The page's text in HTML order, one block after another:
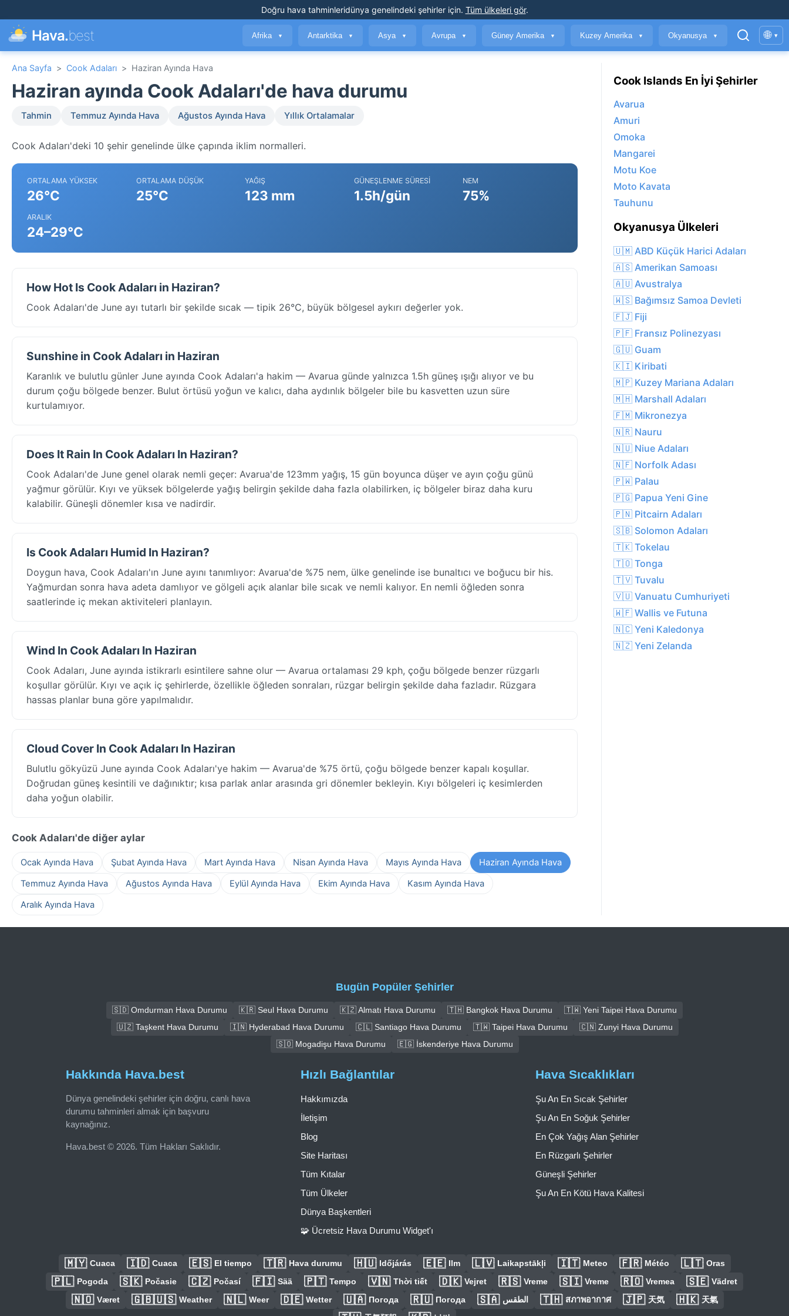
Doğru hava tahminleridünya genelindeki şehirler için. Tüm ülkeleri gör.
Hava.best Afrika ▼ Antarktika ▼ Asya ▼ Avrupa ▼ Güney Amerika ▼ Kuzey Amerika ▼ Okyanusya ▼ 🌐 ▾
Ana Sayfa > Cook Adaları > Haziran Ayında Hava
Haziran ayında Cook Adaları'de hava durumu
Tahmin Temmuz Ayında Hava Ağustos Ayında Hava Yıllık Ortalamalar
Cook Adaları'deki 10 şehir genelinde ülke çapında iklim normalleri.
ORTALAMA YÜKSEK
26°C
ORTALAMA DÜŞÜK
25°C
YAĞIŞ
123 mm
GÜNEŞLENME SÜRESI
1.5h/gün
NEM
75%
ARALIK
24–29°C
How Hot Is Cook Adaları in Haziran?
Cook Adaları'de June ayı tutarlı bir şekilde sıcak — tipik 26°C, büyük bölgesel aykırı değerler yok.
Sunshine in Cook Adaları in Haziran
Karanlık ve bulutlu günler June ayında Cook Adaları'a hakim — Avarua günde yalnızca 1.5h güneş ışığı alıyor ve bu
durum çoğu bölgede benzer. Bulut örtüsü yoğun ve kalıcı, daha aydınlık bölgeler bile bu kasvetten uzun süre
kurtulamıyor.
Does It Rain In Cook Adaları In Haziran?
Cook Adaları'de June genel olarak nemli geçer: Avarua'de 123mm yağış, 15 gün boyunca düşer ve ayın çoğu günü
yağmur görülür. Kıyı ve yüksek bölgelerde yağış belirgin şekilde daha fazla olabilirken, iç bölgeler biraz daha kuru
kalabilir. Güneşli dönemler kısa ve nadirdir.
Is Cook Adaları Humid In Haziran?
Doygun hava, Cook Adaları'ın June ayını tanımlıyor: Avarua'de %75 nem, ülke genelinde ise bunaltıcı ve boğucu bir his.
Yağmurdan sonra hava adeta damlıyor ve gölgeli açık alanlar bile sıcak ve nemli kalıyor. En nemli öğleden sonra
saatlerinde iç mekan aktiviteleri planlayın.
Wind In Cook Adaları In Haziran
Cook Adaları, June ayında istikrarlı esintilere sahne olur — Avarua ortalaması 29 kph, çoğu bölgede benzer rüzgarlı
koşullar görülür. Kıyı ve açık iç şehirlerde, özellikle öğleden sonraları, rüzgar belirgin şekilde daha fazladır. Rüzgara
hassas planlar buna göre yapılmalıdır.
Cloud Cover In Cook Adaları In Haziran
Bulutlu gökyüzü June ayında Cook Adaları'ye hakim — Avarua'de %75 örtü, çoğu bölgede benzer kapalı koşullar.
Doğrudan güneş kesintili ve dağınıktır; kısa parlak anlar arasında gri dönemler bekleyin. Kıyı bölgeleri iç kesimlerden
daha yoğun olabilir.
Cook Adaları'de diğer aylar
Ocak Ayında Hava Şubat Ayında Hava Mart Ayında Hava Nisan Ayında Hava Mayıs Ayında Hava
Haziran Ayında Hava
Temmuz Ayında Hava
Ağustos Ayında Hava Eylül Ayında Hava Ekim Ayında Hava
Kasım Ayında Hava
Aralık Ayında Hava
Cook Islands En İyi Şehirler
Avarua
Amuri
Omoka
Mangarei
Motu Koe
Moto Kavata
Tauhunu
Okyanusya Ülkeleri
🇺🇲 ABD Küçük Harici Adaları
🇦🇸 Amerikan Samoası
🇦🇺 Avustralya
🇼🇸 Bağımsız Samoa Devleti
🇫🇯 Fiji
🇵🇫 Fransız Polinezyası
🇬🇺 Guam
🇰🇮 Kiribati
🇲🇵 Kuzey Mariana Adaları
🇲🇭 Marshall Adaları
🇫🇲 Mikronezya
🇳🇷 Nauru
🇳🇺 Niue Adaları
🇳🇫 Norfolk Adası
🇵🇼 Palau
🇵🇬 Papua Yeni Gine
🇵🇳 Pitcairn Adaları
🇸🇧 Solomon Adaları
🇹🇰 Tokelau
🇹🇴 Tonga
🇹🇻 Tuvalu
🇻🇺 Vanuatu Cumhuriyeti
🇼🇫 Wallis ve Futuna
🇳🇨 Yeni Kaledonya
🇳🇿 Yeni Zelanda
Bugün Popüler Şehirler
🇸🇩 Omdurman Hava Durumu 🇰🇷 Seul Hava Durumu 🇰🇿 Almatı Hava Durumu 🇹🇭 Bangkok Hava Durumu
🇹🇼 Yeni Taipei Hava Durumu
🇺🇿 Taşkent Hava Durumu
🇮🇳 Hyderabad Hava Durumu 🇨🇱 Santiago Hava Durumu 🇹🇼 Taipei Hava Durumu
🇨🇳 Zunyi Hava Durumu
🇸🇴 Mogadişu Hava Durumu
🇪🇬 İskenderiye Hava Durumu
Hakkında Hava.best
Dünya genelindeki şehirler için doğru, canlı hava
durumu tahminleri almak için başvuru
kaynağınız.
Hava.best © 2026. Tüm Hakları Saklıdır.
Hızlı Bağlantılar
Hakkımızda
İletişim
Blog
Site Haritası
Tüm Kıtalar
Tüm Ülkeler
Dünya Başkentleri
🧩 Ücretsiz Hava Durumu Widget'ı
Hava Sıcaklıkları
Şu An En Sıcak Şehirler
Şu An En Soğuk Şehirler
En Çok Yağış Alan Şehirler
En Rüzgarlı Şehirler
Güneşli Şehirler
Şu An En Kötü Hava Kalitesi
🇲🇾 Cuaca 🇮🇩 Cuaca 🇪🇸 El tiempo 🇹🇷 Hava durumu 🇭🇺 Időjárás 🇪🇪 Ilm 🇱🇻 Laikapstākļi 🇮🇹 Meteo 🇫🇷 Météo 🇱🇹 Oras
🇵🇱 Pogoda 🇸🇰 Počasie 🇨🇿 Počasí 🇫🇮 Sää 🇵🇹 Tempo 🇻🇳 Thời tiết 🇩🇰 Vejret 🇷🇸 Vreme 🇸🇮 Vreme 🇷🇴 Vremea 🇸🇪 Vädret
🇳🇴 Været 🇬🇧🇺🇸 Weather 🇳🇱 Weer 🇩🇪 Wetter 🇺🇦 Погода 🇷🇺 Погода 🇸🇦 الطقس 🇹🇭 สภาพอากาศ 🇯🇵 天気 🇭🇰 天氣